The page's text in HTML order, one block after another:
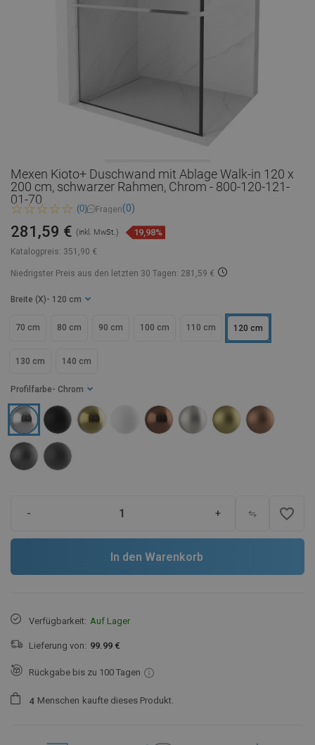
Mexen Kioto+ Duschwand mit Ablage Walk-in 120 x
200 cm, schwarzer Rahmen, Chrom - 800-120-121-
01-70
(0) Fragen(0)
Katalogpreis: 351,90 €
281,59 € (inkl. MwSt.) 19,98%
Niedrigster Preis aus den letzten 30 Tagen: 281,59 €
Profilfarbe - Chrom
Breite (X) - 120 cm
70 cm 80 cm 90 cm 100 cm 110 cm 120 cm
130 cm 140 cm
- + favorite_border
In den Warenkorb
Verfügbarkeit: Auf Lager
Lieferung von: 99.99 €
Rückgabe bis zu 100 Tagen
4 Menschen kaufte dieses Produkt.